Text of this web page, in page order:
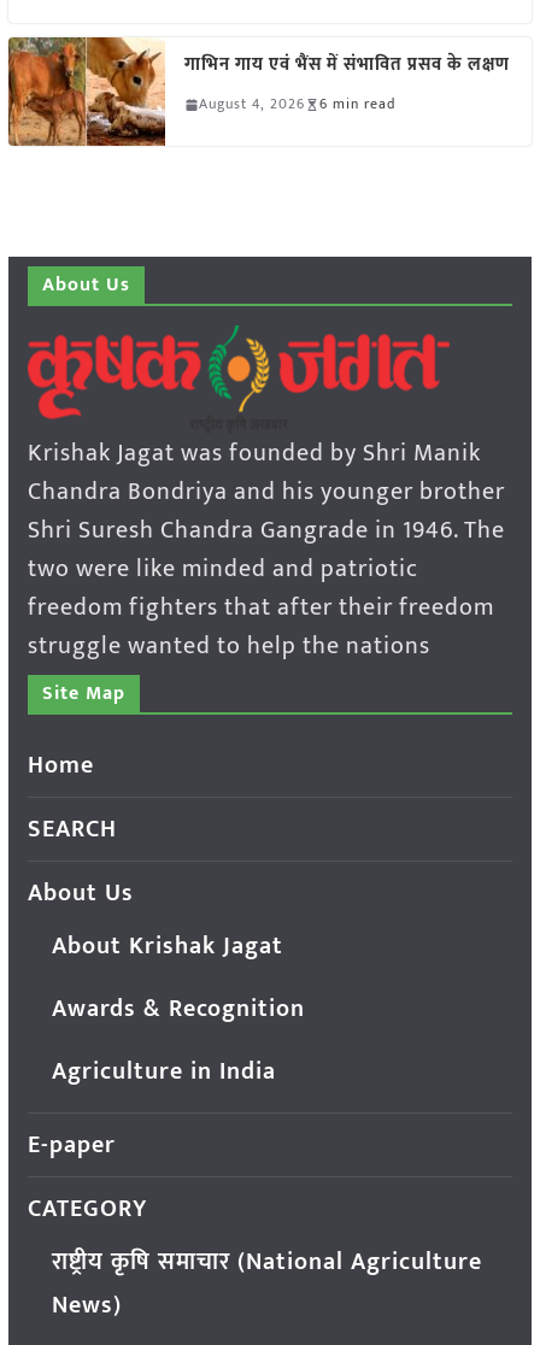
गाभिन गाय एवं भैंस में संभावित प्रसव के लक्षण
August 4, 2026 6 min read
About Us
Krishak Jagat was founded by Shri Manik
Chandra Bondriya and his younger brother
Shri Suresh Chandra Gangrade in 1946. The
two were like minded and patriotic
freedom fighters that after their freedom
struggle wanted to help the nations
Site Map
Home
SEARCH
About Us
About Krishak Jagat
Awards & Recognition
Agriculture in India
E-paper
CATEGORY
राष्ट्रीय कृषि समाचार (National Agriculture
News)